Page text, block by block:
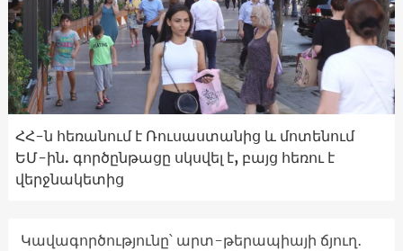
ՀՀ-ն հեռանում է Ռուսաստանից և մոտենում
ԵՄ-ին. գործընթացը սկսվել է, բայց հեռու է
վերջնակետից
Կավագործությունը՝ արտ-թերապիայի ճյուղ․